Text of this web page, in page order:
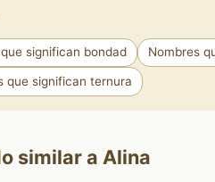
significan bondad Nombres
que significan ternura
similar a Alina